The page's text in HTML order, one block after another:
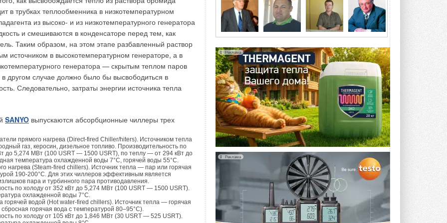
в трубках теплообменника в низкотемпературном
из высоко- и из низкотемпературного генератора
и смешиваются в конденсаторе перед тем, как
Таким образом, на этом этапе разбавленный раствор
источником в высокотемпературном генераторе, а в
генератора — скрытым теплом паров
в другом случае должно было бы высвободиться в
Следовательно, затраты энергии источника тепла
SANYO выпускаются абсорбционные чиллеры трех
прямого нагрева (Direct-fired Chiller/hiters). Источником тепла
газ, керосин, дизельное топливо. Производительность по
до 5,274 МВт (100 USRT — 1500 USRT), по теплу — от 294 кВт до
температура охлажденной воды 7°С, горячей воды 55°С.
нагрева (Steam-fired chillers). Источник тепла — пар или горячая
190-200°С. Для этих чиллеров эффективным является
пара и турбинного пара противодавления.
по холоду от 352 кВт до 5,274 МВт (100 USRT — 1500 USRT).
охлажденной воды 7°С.
горячей водой (Hot water-fired chillers). Источник тепла — горячая
горячая вода с температурой 80–95°С).
по холоду от 105 кВт до 1,846 МВт (30 USRT — 525 USRT).
4 АВГУСТА 2026
Тепловые насосы в связке с
солнечной генерацией и
потребление на 60%
Исследователи из Италии установили ...
4 АВГУСТА 2026
«РУСКЛИМАТ Fest 2026» в Уфе
собрал свыше 700 профи
климатической отрасли
Организатором выступил торгово-
производственный холдинг ...
3 АВГУСТА 2026
«Датарк» испытал модульный
ЦОД с плотностью 54 кВт на
стойку
Испытания прошли на собственной
производственной площадке и были ...
3 АВГУСТА 2026
Samsung выпускает VRF-
систему DVM на R32
Линейка включает семь типоразмеров
Реклама
Реклама
). Из простых недорогих моделей, имеющих перспективу
в России, представляют интерес конвекторы
«ELEKTHERMAX» Rt.К
четырех моделей мощностью от 2,5 до 5,8
оснащены закрытой камерой сгорания. Воздухозабор и
по коаксиальной схеме («труба в трубе»).
итальянской компании«SIT»обеспечивает
температурного режима, а также отключение газового
перерыва подачи газа, снижения давления газа на входе
притока воздуха при перекрытии ветрозащитного
горелки осуществляется с помощью термопары,
горелки осуществляется пьезорозжигом.
конструкция не требует электропитания. Устройство
их работоспособность, как на природном, так и на
переналадки с одного вида газа на другой
всего несколько минут.
конвекторов компании «ELEKTHERMAX» Rt. будет
перезапуск котла. Потребитель может спокойно
дома, зная, что заботу о предохранении системы
на себя котел FRISQUET.
2022
2021
2021